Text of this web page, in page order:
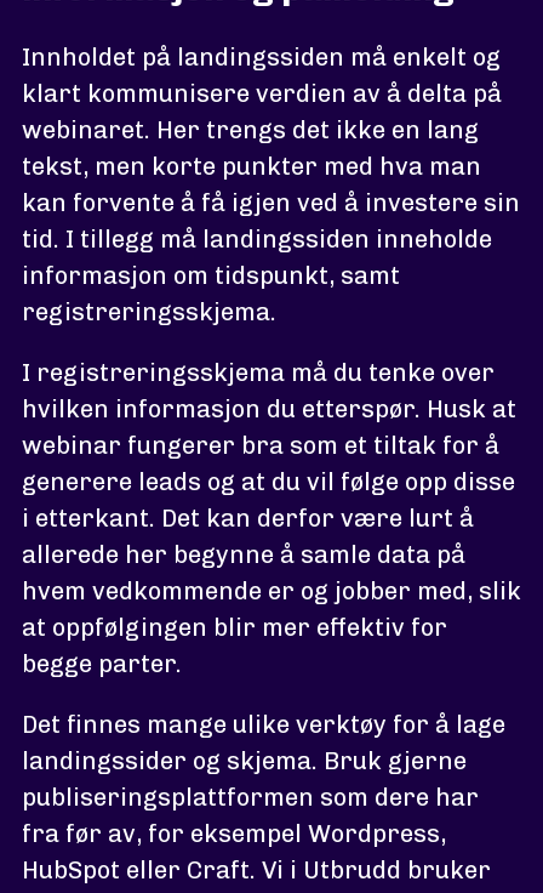
Innholdet på landingssiden må enkelt og
klart kommunisere verdien av å delta på
webinaret. Her trengs det ikke en lang
tekst, men korte punkter med hva man
kan forvente å få igjen ved å investere sin
tid. I tillegg må landingssiden inneholde
informasjon om tidspunkt, samt
registreringsskjema.
I registreringsskjema må du tenke over
hvilken informasjon du etterspør. Husk at
webinar fungerer bra som et tiltak for å
generere leads og at du vil følge opp disse
i etterkant. Det kan derfor være lurt å
allerede her begynne å samle data på
hvem vedkommende er og jobber med, slik
at oppfølgingen blir mer effektiv for
begge parter.
Det finnes mange ulike verktøy for å lage
landingssider og skjema. Bruk gjerne
publiseringsplattformen som dere har
fra før av, for eksempel Wordpress,
HubSpot eller Craft. Vi i Utbrudd bruker